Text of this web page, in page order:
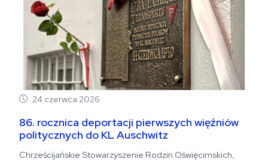
24 czerwca 2026
86. rocznica deportacji pierwszych więźniów
politycznych do KL Auschwitz
Chrześcijańskie Stowarzyszenie Rodzin Oświęcimskich,